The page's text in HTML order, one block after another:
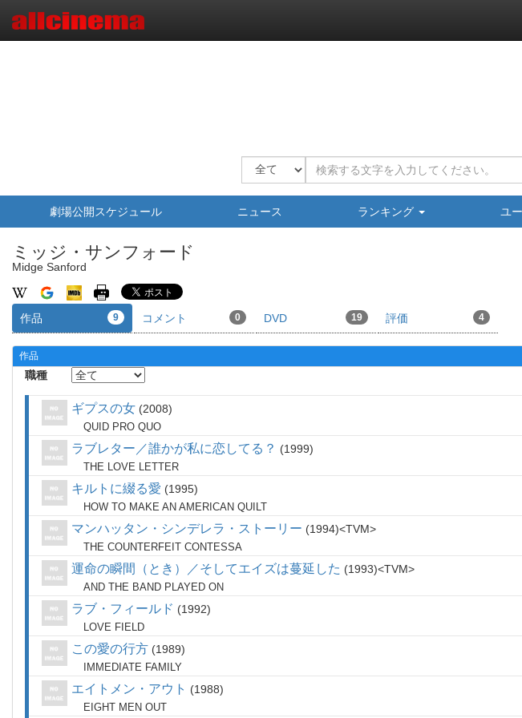
劇場公開スケジュール ニュース ランキング ユ
ミッジ・サンフォード
Midge Sanford
作品 9 コメント 0 DVD 19 評価 4
作品
職種
ギプスの女 2008
QUID PRO QUO
ラブレター／誰かが私に恋してる？ 1999
THE LOVE LETTER
キルトに綴る愛 1995
HOW TO MAKE AN AMERICAN QUILT
マンハッタン・シンデレラ・ストーリー 1994 TVM
THE COUNTERFEIT CONTESSA
運命の瞬間（とき）／そしてエイズは蔓延した 1993 TVM
AND THE BAND PLAYED ON
ラブ・フィールド 1992
LOVE FIELD
この愛の行方 1989
IMMEDIATE FAMILY
エイトメン・アウト 1988
EIGHT MEN OUT